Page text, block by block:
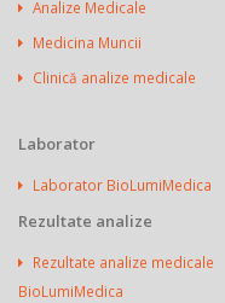
Analize Medicale
Medicina Muncii
Clinică analize medicale
Laborator
Laborator BioLumiMedica
Rezultate analize
Rezultate analize medicale
BioLumiMedica